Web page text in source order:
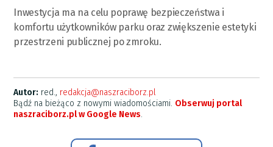
Inwestycja ma na celu poprawę bezpieczeństwa i
komfortu użytkowników parku oraz zwiększenie estetyki
przestrzeni publicznej po zmroku.
Autor: red., redakcja@naszraciborz.pl
Bądź na bieżąco z nowymi wiadomościami. Obserwuj portal
naszraciborz.pl w Google News.